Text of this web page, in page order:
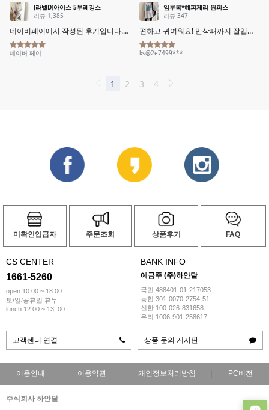
미확인입급자 주문조회 상품후기 FAQ
CS CENTER
1661-5260
open 10:00 ~ 18:00
토/일/공휴일 휴무
lunch 12:00 ~ 13: 00
BANK INFO
예금주 (주)하얀달
국민 488401-01-217053
농협 301-0070-2754-51
신한 100-026-831658
우리 1006-901-258617
고객센터 연결 상품 문의 게시판
이용안내 이용약관 개인정보처리방침 PC버전
주식회사 하얀달